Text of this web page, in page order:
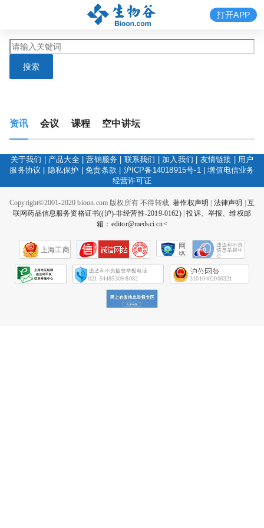
搜索
打开APP
资讯 会议 课程 空中讲坛
关于我们 产品大全|营销服务 联系我们 加入我们 友情链接
用户
服务协议
隐私保护 |免责条款 沪ICP备14018915号-1|增值电信业务
经营许可证
Copyright©2001-2020 bioon.com 版权所有 不得转载.著作权声明 法律声明
互
联网药品信息服务资格证书((沪)-非经营性-2019-0162)|投诉、举报、维权邮
箱：editor@medsci.cn<
上海工商
网
络
会
征
021-54485309-8082 31010402000321